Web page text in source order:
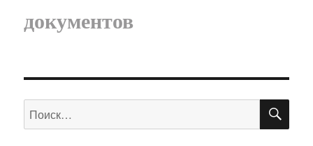
документов
Искать: